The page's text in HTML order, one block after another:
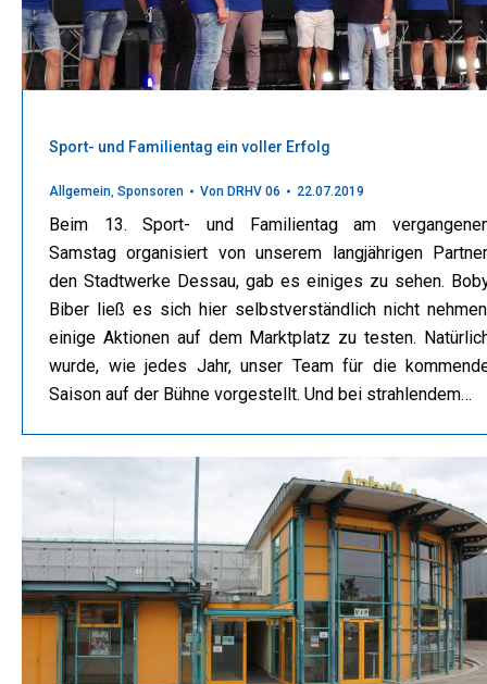
Sport- und Familientag ein voller Erfolg
Allgemein Sponsoren Von DRHV 06 22.07.2019
Beim 13. Sport- und Familientag am
Samstag organisiert von unserem langjährigen
den Stadtwerke Dessau, gab es einiges zu sehen.
Biber ließ es sich hier selbstverständlich nicht
einige Aktionen auf dem Marktplatz zu testen.
wurde, wie jedes Jahr, unser Team für die
Saison auf der Bühne vorgestellt. Und bei strahlendem…